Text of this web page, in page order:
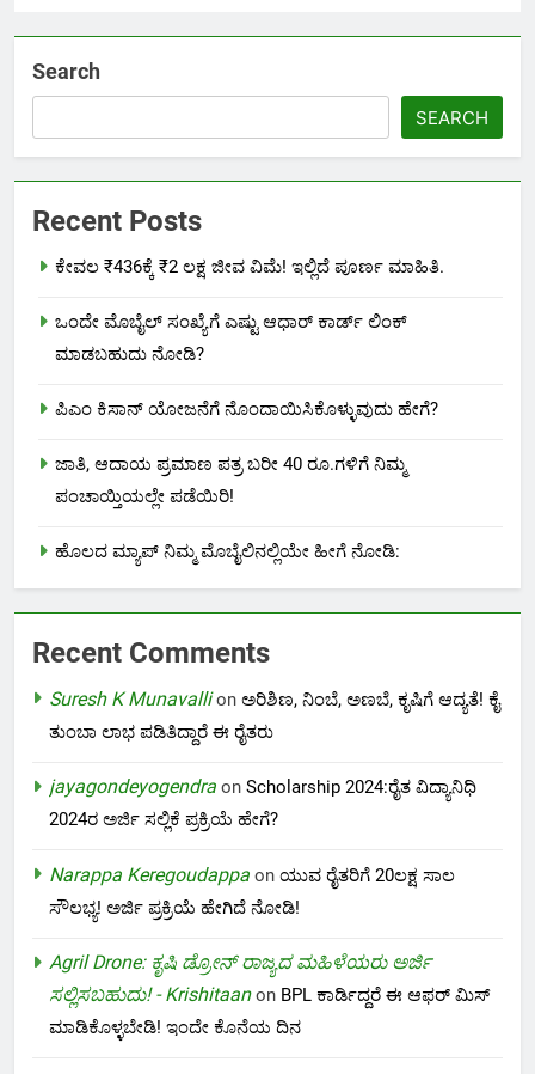
Search
SEARCH
Recent Posts
ಕೇವಲ ₹436ಕ್ಕೆ ₹2 ಲಕ್ಷ ಜೀವ ವಿಮೆ! ಇಲ್ಲಿದೆ ಪೂರ್ಣ ಮಾಹಿತಿ.
ಒಂದೇ ಮೊಬೈಲ್ ಸಂಖ್ಯೆಗೆ ಎಷ್ಟು ಆಧಾರ್ ಕಾರ್ಡ್ ಲಿಂಕ್
ಮಾಡಬಹುದು ನೋಡಿ?
ಪಿಎಂ ಕಿಸಾನ್ ಯೋಜನೆಗೆ ನೊಂದಾಯಿಸಿಕೊಳ್ಳುವುದು ಹೇಗೆ?
ಜಾತಿ, ಆದಾಯ ಪ್ರಮಾಣ ಪತ್ರ ಬರೀ 40 ರೂ.ಗಳಿಗೆ ನಿಮ್ಮ
ಪಂಚಾಯ್ತಿಯಲ್ಲೇ ಪಡೆಯಿರಿ!
ಹೊಲದ ಮ್ಯಾಪ್ ನಿಮ್ಮ ಮೊಬೈಲಿನಲ್ಲಿಯೇ ಹೀಗೆ ನೋಡಿ:
Recent Comments
Suresh K Munavallion ಅರಿಶಿಣ, ನಿಂಬೆ, ಅಣಬೆ, ಕೃಷಿಗೆ ಆದ್ಯತೆ! ಕೈ
ತುಂಬಾ ಲಾಭ ಪಡಿತಿದ್ದಾರೆ ಈ ರೈತರು
jayagondeyogendra on Scholarship 2024:ರೈತ ವಿದ್ಯಾನಿಧಿ
2024ರ ಅರ್ಜಿ ಸಲ್ಲಿಕೆ ಪ್ರಕ್ರಿಯೆ ಹೇಗೆ?
Narappa Keregoudappa on ಯುವ ರೈತರಿಗೆ 20ಲಕ್ಷ ಸಾಲ
ಸೌಲಭ್ಯ! ಅರ್ಜಿ ಪ್ರಕ್ರಿಯೆ ಹೇಗಿದೆ ನೋಡಿ!
Agril Drone: ಕೃಷಿ ಡ್ರೋನ್ ರಾಜ್ಯದ ಮಹಿಳೆಯರು ಅರ್ಜಿ
ಸಲ್ಲಿಸಬಹುದು! - Krishitaanon BPL ಕಾರ್ಡಿದ್ದರೆ ಈ ಆಫರ್ ಮಿಸ್
ಮಾಡಿಕೊಳ್ಳಬೇಡಿ! ಇಂದೇ ಕೊನೆಯ ದಿನ